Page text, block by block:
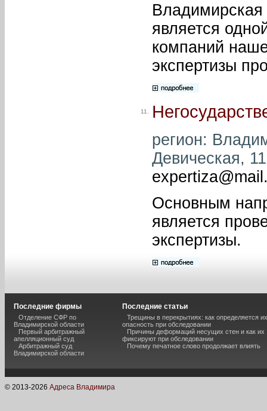
является
компаний
экспертизы
11.
регион:
Девическая,
Основным
является
экспертизы.
Последние фирмы
Отделение СФР по
Владимирской области
Первый арбитражный
апелляционный суд
Арбитражный суд
Владимирской области
Последние статьи
Трещины в перекрытиях: как определяется их
опасность при обследовании
Причины деформаций несущих стен и как их
фиксируют при обследовании
Почему печатное слово продолжает влиять
© 2013-2026 Адреса Владимира